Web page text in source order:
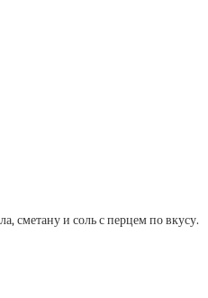
сметану и соль с перцем по вкусу.